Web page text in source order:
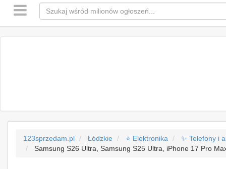
123sprzedam.pl Łódzkie ⭐ Elektronika
✨ Telefony i
Samsung S26 Ultra, Samsung S25 Ultra, iPhone 17 Pro